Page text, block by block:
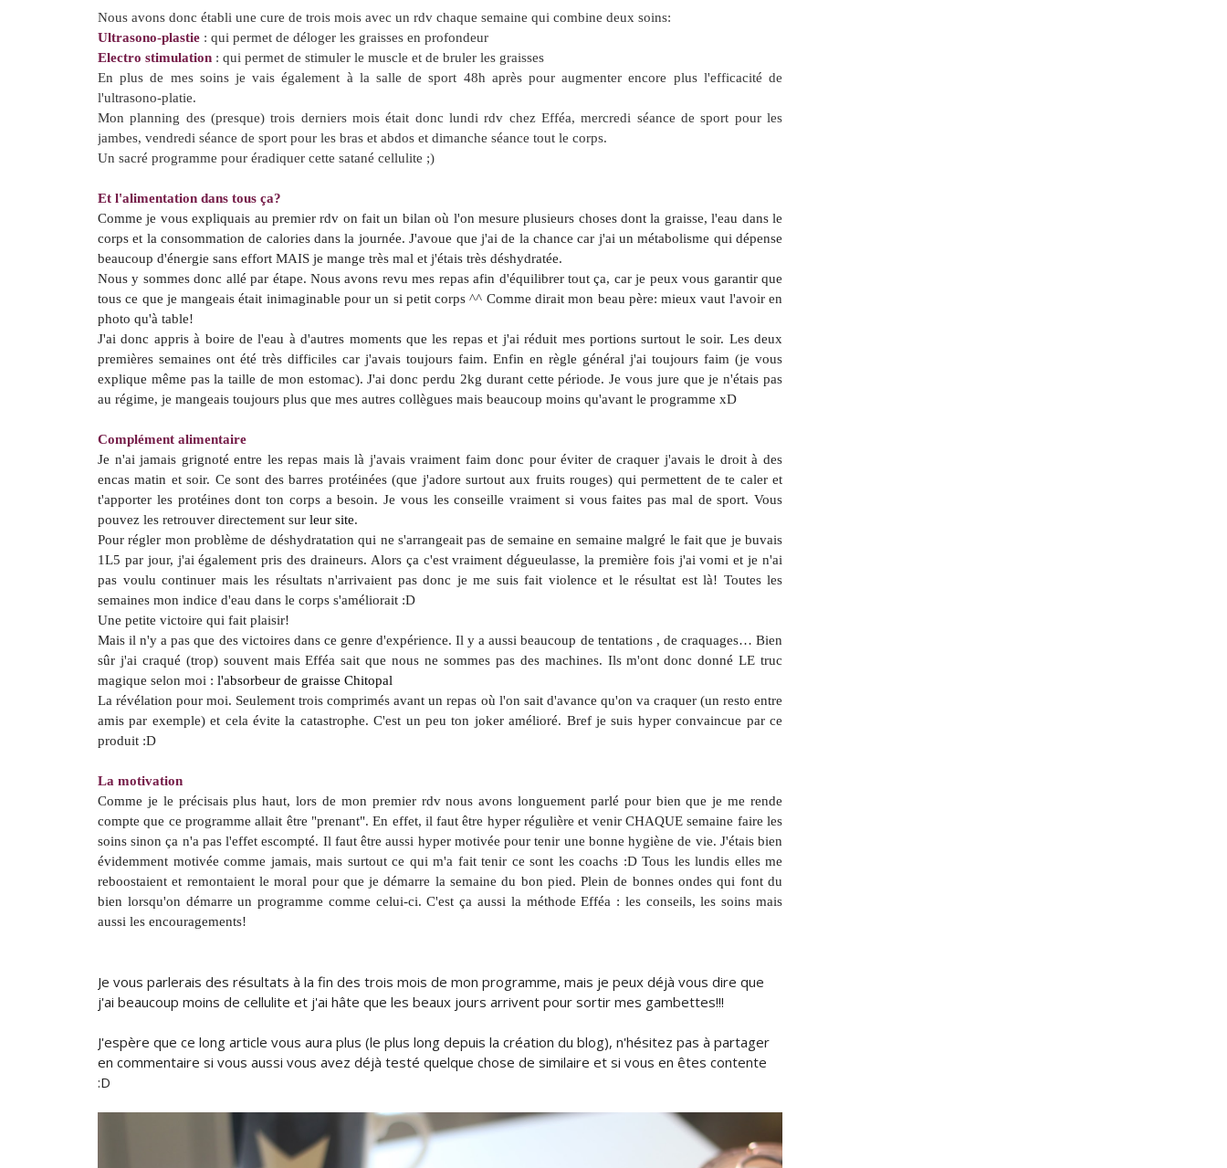
Nous avons donc établi une cure de trois mois avec un rdv chaque semaine qui combine deux soins:
Ultrasono-plastie : qui permet de déloger les graisses en profondeur
Electro stimulation : qui permet de stimuler le muscle et de bruler les graisses
En plus de mes soins je vais également à la salle de sport 48h après pour augmenter encore plus l'efficacité de
l'ultrasono-platie.
Mon planning des (presque) trois derniers mois était donc lundi rdv chez Efféa, mercredi séance de sport pour les
jambes, vendredi séance de sport pour les bras et abdos et dimanche séance tout le corps.
Un sacré programme pour éradiquer cette satané cellulite ;)
Et l'alimentation dans tous ça?
Comme je vous expliquais au premier rdv on fait un bilan où l'on mesure plusieurs choses dont la graisse, l'eau dans le
corps et la consommation de calories dans la journée. J'avoue que j'ai de la chance car j'ai un métabolisme qui dépense
beaucoup d'énergie sans effort MAIS je mange très mal et j'étais très déshydratée.
Nous y sommes donc allé par étape. Nous avons revu mes repas afin d'équilibrer tout ça, car je peux vous garantir que
tous ce que je mangeais était inimaginable pour un si petit corps ^^ Comme dirait mon beau père: mieux vaut l'avoir en
photo qu'à table!
J'ai donc appris à boire de l'eau à d'autres moments que les repas et j'ai réduit mes portions surtout le soir. Les deux
premières semaines ont été très difficiles car j'avais toujours faim. Enfin en règle général j'ai toujours faim (je vous
explique même pas la taille de mon estomac). J'ai donc perdu 2kg durant cette période. Je vous jure que je n'étais pas
au régime, je mangeais toujours plus que mes autres collègues mais beaucoup moins qu'avant le programme xD
Complément alimentaire
Je n'ai jamais grignoté entre les repas mais là j'avais vraiment faim donc pour éviter de craquer j'avais le droit à des
encas matin et soir. Ce sont des barres protéinées (que j'adore surtout aux fruits rouges) qui permettent de te caler et
t'apporter les protéines dont ton corps a besoin. Je vous les conseille vraiment si vous faites pas mal de sport. Vous
pouvez les retrouver directement sur leur site.
Pour régler mon problème de déshydratation qui ne s'arrangeait pas de semaine en semaine malgré le fait que je buvais
1L5 par jour, j'ai également pris des draineurs. Alors ça c'est vraiment dégueulasse, la première fois j'ai vomi et je n'ai
pas voulu continuer mais les résultats n'arrivaient pas donc je me suis fait violence et le résultat est là! Toutes les
semaines mon indice d'eau dans le corps s'améliorait :D
Une petite victoire qui fait plaisir!
Mais il n'y a pas que des victoires dans ce genre d'expérience. Il y a aussi beaucoup de tentations , de craquages… Bien
sûr j'ai craqué (trop) souvent mais Efféa sait que nous ne sommes pas des machines. Ils m'ont donc donné LE truc
magique selon moi : l'absorbeur de graisse Chitopal
La révélation pour moi. Seulement trois comprimés avant un repas où l'on sait d'avance qu'on va craquer (un resto entre
amis par exemple) et cela évite la catastrophe. C'est un peu ton joker amélioré. Bref je suis hyper convaincue par ce
produit :D
La motivation
Comme je le précisais plus haut, lors de mon premier rdv nous avons longuement parlé pour bien que je me rende
compte que ce programme allait être "prenant". En effet, il faut être hyper régulière et venir CHAQUE semaine faire les
soins sinon ça n'a pas l'effet escompté. Il faut être aussi hyper motivée pour tenir une bonne hygiène de vie. J'étais bien
évidemment motivée comme jamais, mais surtout ce qui m'a fait tenir ce sont les coachs :D Tous les lundis elles me
reboostaient et remontaient le moral pour que je démarre la semaine du bon pied. Plein de bonnes ondes qui font du
bien lorsqu'on démarre un programme comme celui-ci. C'est ça aussi la méthode Efféa : les conseils, les soins mais
aussi les encouragements!
Je vous parlerais des résultats à la fin des trois mois de mon programme, mais je peux déjà vous dire que
j'ai beaucoup moins de cellulite et j'ai hâte que les beaux jours arrivent pour sortir mes gambettes!!!
J'espère que ce long article vous aura plus (le plus long depuis la création du blog), n'hésitez pas à partager
en commentaire si vous aussi vous avez déjà testé quelque chose de similaire et si vous en êtes contente
:D